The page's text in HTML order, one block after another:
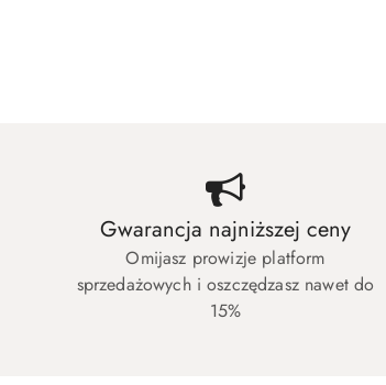
Gwarancja najniższej ceny
Omijasz prowizje platform
sprzedażowych i oszczędzasz nawet do
15%